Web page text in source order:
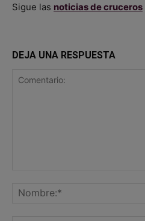
Sigue las noticias de cruceros
DEJA UNA RESPUESTA